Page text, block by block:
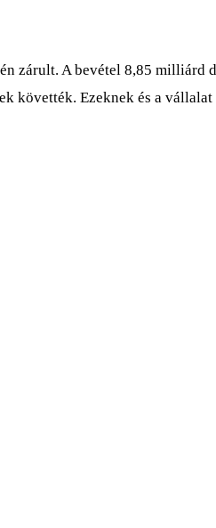
zárult. A bevétel 8,85 milliárd
követték. Ezeknek és a